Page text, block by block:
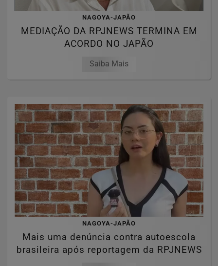
NAGOYA-JAPÃO
MEDIAÇÃO DA RPJNEWS TERMINA EM
ACORDO NO JAPÃO
Saiba Mais
NAGOYA-JAPÃO
Mais uma denúncia contra autoescola
brasileira após reportagem da RPJNEWS